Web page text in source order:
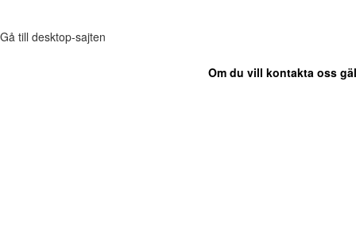
Gå till desktop-sajten
Om du vill kontakta oss